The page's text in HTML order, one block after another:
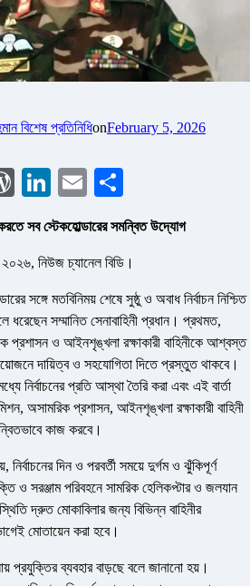
বিশেষ প্রতিনিধিonFebruary 5, 2026
WordPress
LinkedIn
Email
করতে সব স্টেকহোল্ডারের সমন্বিত উদ্যোগ
২০২৬, নিউজ চ্যানেল বিডি।
সঙ্গে মতবিনিময় শেষে সুষ্ঠু ও অবাধ নির্বাচন নিশ্চিত
ধরেছেন সম্মানিত সেনাবাহিনী প্রধান। প্রথমত,
প্রশাসন ও আইনশৃঙ্খলা রক্ষাকারী বাহিনীকে আশ্বস্ত
দায়িত্ব ও সহযোগিতা দিতে প্রস্তুত থাকবে।
নির্বাচনের প্রতি আস্থা তৈরি করা এবং এই বার্তা
অসামরিক প্রশাসন, আইনশৃঙ্খলা রক্ষাকারী বাহিনী
কাজ করবে।
দিন ও পরবর্তী সময়ে দুর্গম ও ঝুঁকিপূর্ণ
ও সরঞ্জাম পরিবহনে সামরিক হেলিকপ্টার ও জলযান
দ্রুত মোকাবিলার জন্য বিভিন্ন বাহিনীর
মোতায়েন করা হবে।
প্রযুক্তির ব্যবহার বাড়ছে বলে জানানো হয়।